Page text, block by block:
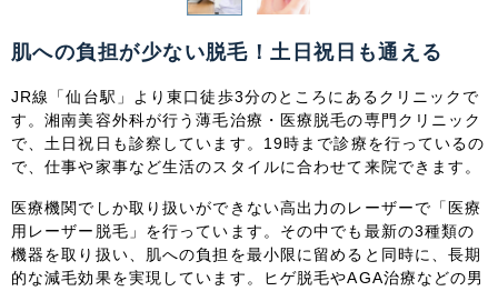
肌への負担が少ない脱毛！土日祝日も通える
JR線「仙台駅」より東口徒歩3分のところにあるクリニックで
す。湘南美容外科が行う薄毛治療・医療脱毛の専門クリニック
で、土日祝日も診察しています。19時まで診療を行っているの
で、仕事や家事など生活のスタイルに合わせて来院できます。
医療機関でしか取り扱いができない高出力のレーザーで「医療
用レーザー脱毛」を行っています。その中でも最新の3種類の
機器を取り扱い、肌への負担を最小限に留めると同時に、長期
的な減毛効果を実現しています。ヒゲ脱毛やAGA治療などの男
栃木県 群馬県
千葉県 東京都 神奈川県
中部
新潟県 富山県 石川県 福井県
山梨県 長野県 岐阜県 静岡県
愛知県